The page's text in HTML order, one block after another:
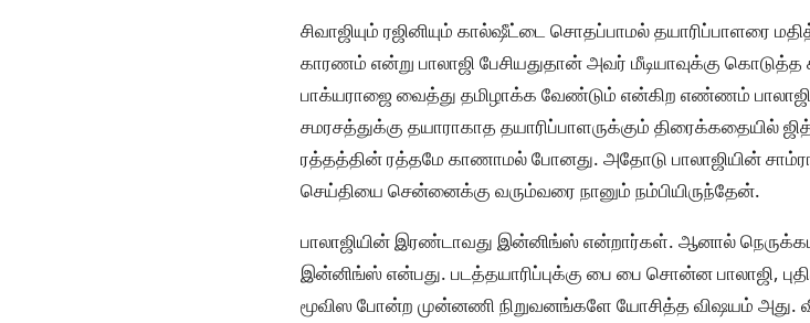
சிவாஜியும் ரஜினியும் கால்ஷீட்டை சொதப்பாமல் தயாரிப்பாளரை
காரணம் என்று பாலாஜி பேசியதுதான் அவர் மீடியாவுக்கு
பாக்யராஜை வைத்து தமிழாக்க வேண்டும் என்கிற எண்ணம்
சமரசத்துக்கு தயாராகாத தயாரிப்பாளருக்கும்
ரத்தத்தின் ரத்தமே காணாமல் போனது. அதோடு பாலாஜியின்
செய்தியை சென்னைக்கு வரும்வரை நானும் நம்பியிருந்தேன்.
பாலாஜியின் இரண்டாவது இன்னிங்ஸ் என்றார்கள். ஆனால்
இன்னிங்ஸ் என்பது. படத்தயாரிப்புக்கு பை பை சொன்ன பாலாஜி,
மூவிஸ போன்ற முன்னணி நிறுவனங்களே யோசித்த விஷயம் அது.